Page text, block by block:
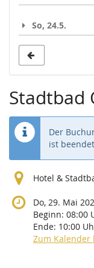
So, 24.5.
Stadtbad
Der
ist
Hotel &
Do, 29. Mai
Beginn: 08:00
Ende: 10:00
Zum Kalender